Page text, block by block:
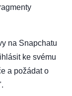
na Snapchatu
ke svému
a požádat o